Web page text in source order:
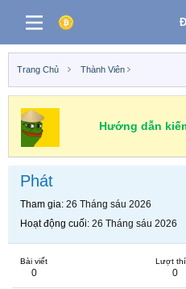
Trang Chủ Thành Viên
Hướng dẫn
Phát
Tham gia 26 Tháng sáu 2026
Hoạt động cuối 26 Tháng sáu 2026
Bài viết
0
Lượt
0